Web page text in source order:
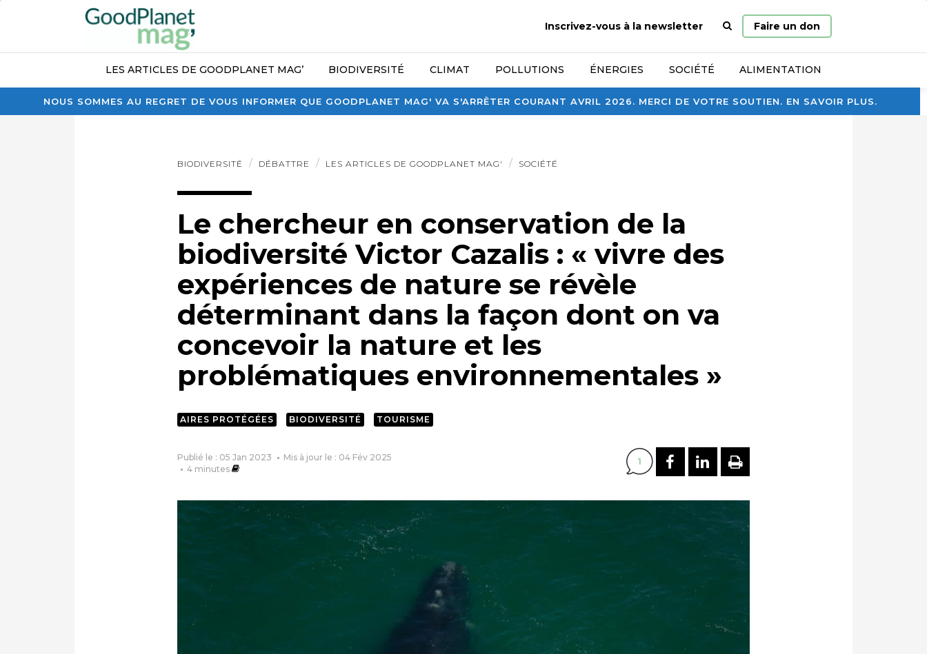
NOUS SOMMES AU REGRET DE VOUS INFORMER QUE GOODPLANET MAG' VA S'ARRÊTER COURANT AVRIL 2026. MERCI DE VOTRE SOUTIEN. EN SAVOIR PLUS.
Inscrivez-vous à la newsletter
Page
d’accueil
Faire un don
LES ARTICLES DE GOODPLANET MAG’ BIODIVERSITÉ CLIMAT POLLUTIONS ÉNERGIES SOCIÉTÉ ALIMENTATION
BIODIVERSITÉ DÉBATTRE LES ARTICLES DE GOODPLANET MAG' SOCIÉTÉ
Le chercheur en conservation de la
biodiversité Victor Cazalis : « vivre des
expériences de nature se révèle
déterminant dans la façon dont on va
concevoir la nature et les
problématiques environnementales »
AIRES PROTÉGÉES BIODIVERSITÉ TOURISME
Publié le : 05 Jan 2023
Mis à jour le : 04 Fév 2025
4 minutes
1 PARTAGER SUR FACEBOOK
PARTAGER SUR
IMPRIMER